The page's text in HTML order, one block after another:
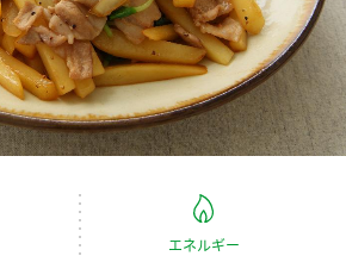
酒 鍋用調味料
たれ
中華
サイト トップ
エネルギー